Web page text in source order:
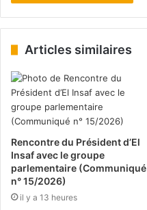
Articles similaires
Rencontre du Président d’El
Insaf avec le groupe
parlementaire (Communiqué
n° 15/2026)
il y a 13 heures